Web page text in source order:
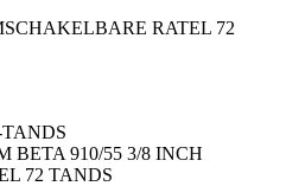
RATEL 72
BETA 910/55 3/8 INCH
72 TANDS